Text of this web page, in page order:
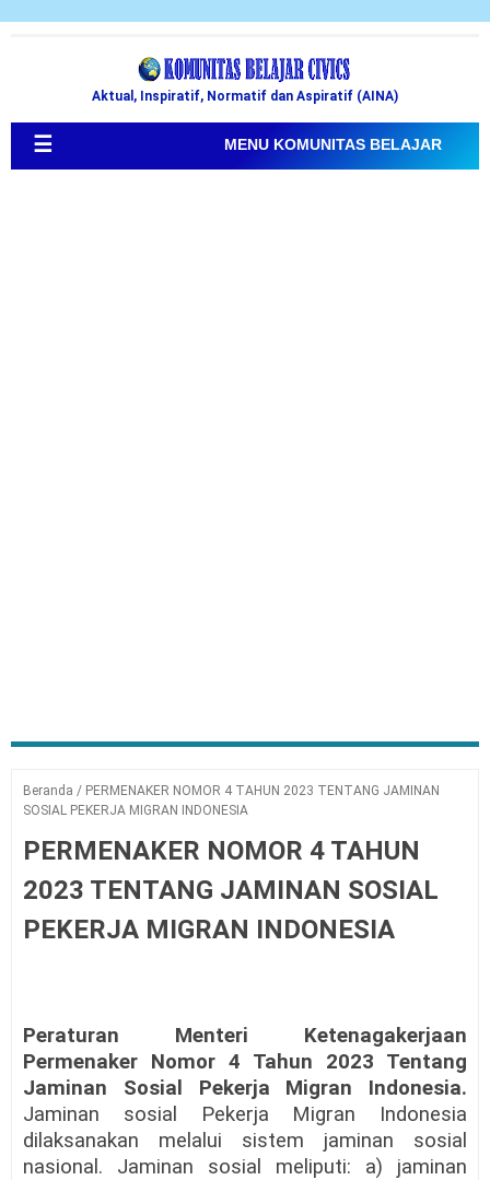
Aktual, Inspiratif, Normatif dan Aspiratif (AINA)
☰ MENU KOMUNITAS BELAJAR
Beranda / PERMENAKER NOMOR 4 TAHUN 2023 TENTANG JAMINAN
SOSIAL PEKERJA MIGRAN INDONESIA
PERMENAKER NOMOR 4 TAHUN
2023 TENTANG JAMINAN SOSIAL
PEKERJA MIGRAN INDONESIA
Peraturan Menteri Ketenagakerjaan
Permenaker Nomor 4 Tahun 2023 Tentang
Jaminan Sosial Pekerja Migran Indonesia.
Jaminan sosial Pekerja Migran Indonesia
dilaksanakan melalui sistem jaminan sosial
nasional. Jaminan sosial meliputi: a) jaminan